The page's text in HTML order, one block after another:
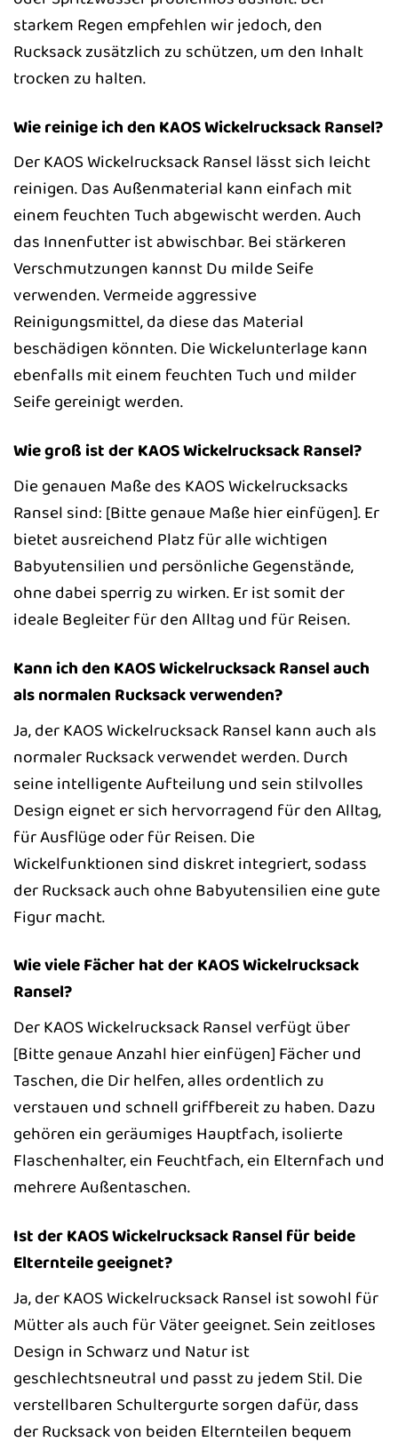
starkem Regen empfehlen wir jedoch, den
Rucksack zusätzlich zu schützen, um den Inhalt
trocken zu halten.
Wie reinige ich den KAOS Wickelrucksack Ransel?
Der KAOS Wickelrucksack Ransel lässt sich leicht
reinigen. Das Außenmaterial kann einfach mit
einem feuchten Tuch abgewischt werden. Auch
das Innenfutter ist abwischbar. Bei stärkeren
Verschmutzungen kannst Du milde Seife
verwenden. Vermeide aggressive
Reinigungsmittel, da diese das Material
beschädigen könnten. Die Wickelunterlage kann
ebenfalls mit einem feuchten Tuch und milder
Seife gereinigt werden.
Wie groß ist der KAOS Wickelrucksack Ransel?
Die genauen Maße des KAOS Wickelrucksacks
Ransel sind: [Bitte genaue Maße hier einfügen]. Er
bietet ausreichend Platz für alle wichtigen
Babyutensilien und persönliche Gegenstände,
ohne dabei sperrig zu wirken. Er ist somit der
ideale Begleiter für den Alltag und für Reisen.
Kann ich den KAOS Wickelrucksack Ransel auch
als normalen Rucksack verwenden?
Ja, der KAOS Wickelrucksack Ransel kann auch als
normaler Rucksack verwendet werden. Durch
seine intelligente Aufteilung und sein stilvolles
Design eignet er sich hervorragend für den Alltag,
für Ausflüge oder für Reisen. Die
Wickelfunktionen sind diskret integriert, sodass
der Rucksack auch ohne Babyutensilien eine gute
Figur macht.
Wie viele Fächer hat der KAOS Wickelrucksack
Ransel?
Der KAOS Wickelrucksack Ransel verfügt über
[Bitte genaue Anzahl hier einfügen] Fächer und
Taschen, die Dir helfen, alles ordentlich zu
verstauen und schnell griffbereit zu haben. Dazu
gehören ein geräumiges Hauptfach, isolierte
Flaschenhalter, ein Feuchtfach, ein Elternfach und
mehrere Außentaschen.
Ist der KAOS Wickelrucksack Ransel für beide
Elternteile geeignet?
Ja, der KAOS Wickelrucksack Ransel ist sowohl für
Mütter als auch für Väter geeignet. Sein zeitloses
Design in Schwarz und Natur ist
geschlechtsneutral und passt zu jedem Stil. Die
verstellbaren Schultergurte sorgen dafür, dass
der Rucksack von beiden Elternteilen bequem